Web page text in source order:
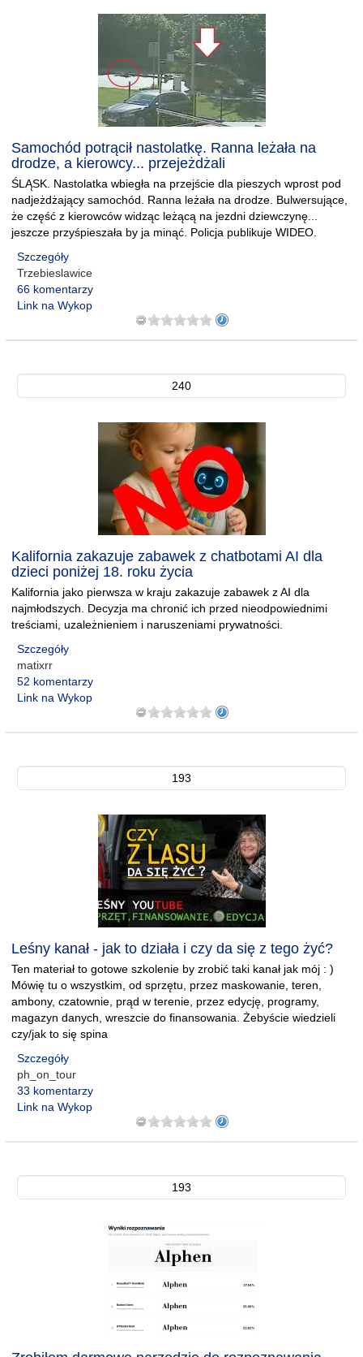
Samochód potrącił nastolatkę. Ranna leżała na
drodze, a kierowcy... przejeżdżali
ŚLĄSK. Nastolatka wbiegła na przejście dla pieszych wprost pod
nadjeżdżający samochód. Ranna leżała na drodze. Bulwersujące,
że część z kierowców widząc leżącą na jezdni dziewczynę...
jeszcze przyśpieszała by ja minąć. Policja publikuje WIDEO.
Szczegóły
Trzebieslawice
66 komentarzy
Link na Wykop
240
Kalifornia zakazuje zabawek z chatbotami AI dla
dzieci poniżej 18. roku życia
Kalifornia jako pierwsza w kraju zakazuje zabawek z AI dla
najmłodszych. Decyzja ma chronić ich przed nieodpowiednimi
treściami, uzależnieniem i naruszeniami prywatności.
Szczegóły
matixrr
52 komentarzy
Link na Wykop
193
Leśny kanał - jak to działa i czy da się z tego żyć?
Ten materiał to gotowe szkolenie by zrobić taki kanał jak mój : )
Mówię tu o wszystkim, od sprzętu, przez maskowanie, teren,
ambony, czatownie, prąd w terenie, przez edycję, programy,
magazyn danych, wreszcie do finansowania. Żebyście wiedzieli
czy/jak to się spina
Szczegóły
ph_on_tour
33 komentarzy
Link na Wykop
193